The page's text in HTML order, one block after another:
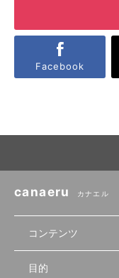
Facebook
canaeru カナエル
コンテンツ
無料開業相談
目的